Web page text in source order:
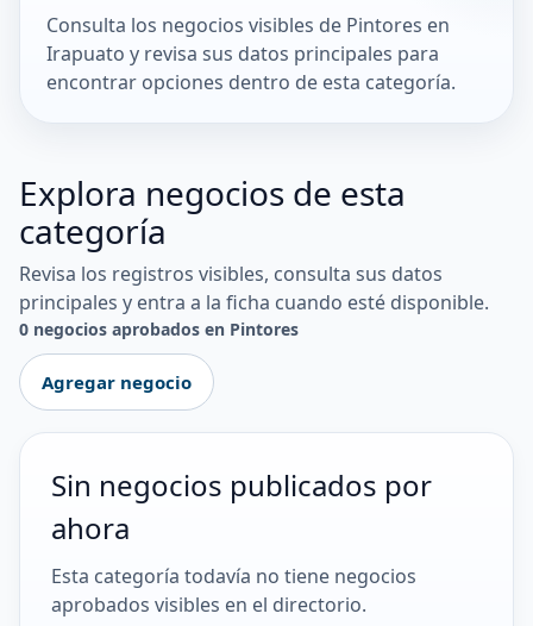
Consulta los negocios visibles de Pintores en
Irapuato y revisa sus datos principales para
encontrar opciones dentro de esta categoría.
Explora negocios de esta
categoría
Revisa los registros visibles, consulta sus datos
principales y entra a la ficha cuando esté disponible.
0 negocios aprobados en Pintores
Agregar negocio
Sin negocios publicados por
ahora
Esta categoría todavía no tiene negocios
aprobados visibles en el directorio.